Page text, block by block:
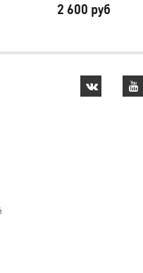
2 600 руб